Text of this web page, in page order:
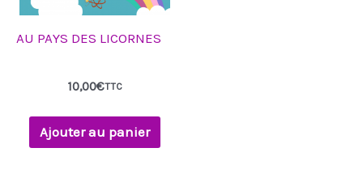
AU PAYS DES LICORNES
10,00€TTC
Ajouter au panier